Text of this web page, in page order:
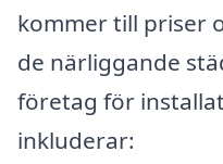
kommer till priser
de närliggande
företag för
inkluderar: